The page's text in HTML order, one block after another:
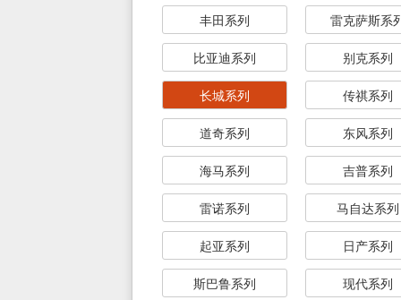
丰田系列 雷克萨斯系
比亚迪系列 别克系列
长城系列 传祺系列
道奇系列 东风系列
海马系列 吉普系列
雷诺系列 马自达系列
起亚系列 日产系列
斯巴鲁系列 现代系列